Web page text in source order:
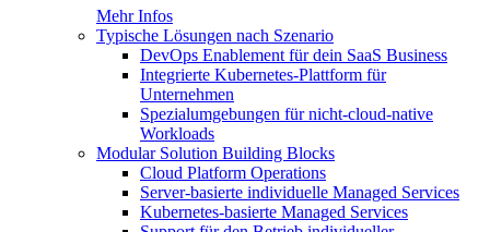
Mehr Infos
Typische Lösungen nach Szenario
DevOps Enablement für dein SaaS Business
Integrierte Kubernetes-Plattform für
Unternehmen
Spezialumgebungen für nicht-cloud-native
Workloads
Modular Solution Building Blocks
Cloud Platform Operations
Server-basierte individuelle Managed Services
Kubernetes-basierte Managed Services